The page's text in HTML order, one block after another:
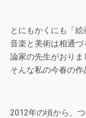
とにもかくにも「絵
音楽と美術は相通
論家の先生がおりま
そんな私の今春の
2012年の頃から、